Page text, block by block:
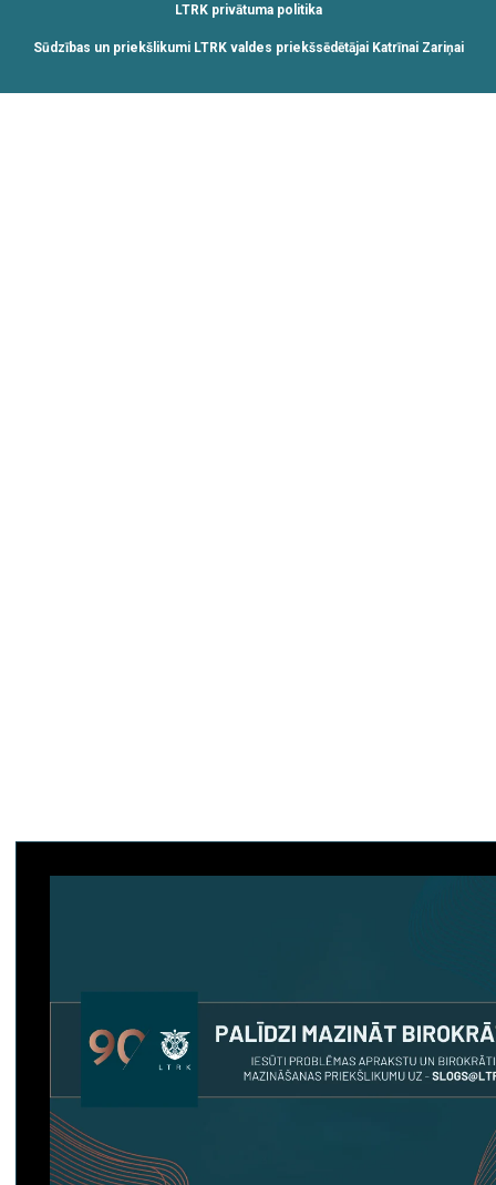
LTRK privātuma politika
Sūdzības un priekšlikumi LTRK valdes priekšsēdētājai Katrīnai Zariņai